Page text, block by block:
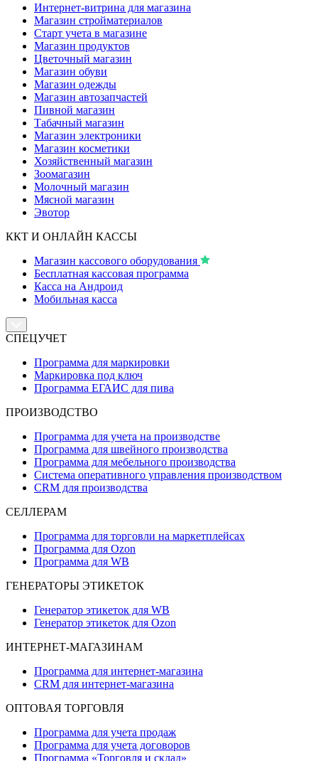
Интернет-витрина для магазина
Магазин стройматериалов
Старт учета в магазине
Магазин продуктов
Цветочный магазин
Магазин обуви
Магазин одежды
Магазин автозапчастей
Пивной магазин
Табачный магазин
Магазин электроники
Магазин косметики
Хозяйственный магазин
Зоомагазин
Молочный магазин
Мясной магазин
Эвотор
ККТ И ОНЛАЙН КАССЫ
Магазин кассового оборудования
Бесплатная кассовая программа
Касса на Андроид
Мобильная касса
СПЕЦУЧЕТ
Программа для маркировки
Маркировка под ключ
Программа ЕГАИС для пива
ПРОИЗВОДСТВО
Программа для учета на производстве
Программа для швейного производства
Программа для мебельного производства
Система оперативного управления производством
CRM для производства
СЕЛЛЕРАМ
Программа для торговли на маркетплейсах
Программа для Ozon
Программа для WB
ГЕНЕРАТОРЫ ЭТИКЕТОК
Генератор этикеток для WB
Генератор этикеток для Ozon
ИНТЕРНЕТ-МАГАЗИНАМ
Программа для интернет-магазина
CRM для интернет-магазина
ОПТОВАЯ ТОРГОВЛЯ
Программа для учета продаж
Программа для учета договоров
Программа «Торговля и склад»